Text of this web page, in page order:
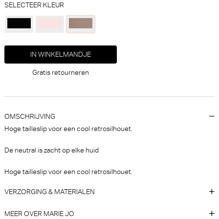
Marie Jo Louie Short (Natuur)
Marie Jo
€ 39,90
(Pamplemousse)
€49,9034,93
(Pearly Pink)
SELECTEER KLEUR
IN WINKELMANDJE
Gratis retourneren
OMSCHRIJVING
Hoge tailleslip voor een cool retrosilhouet.
De neutral is zacht op elke huid
Hoge tailleslip voor een cool retrosilhouet.
VERZORGING & MATERIALEN
MEER OVER MARIE JO